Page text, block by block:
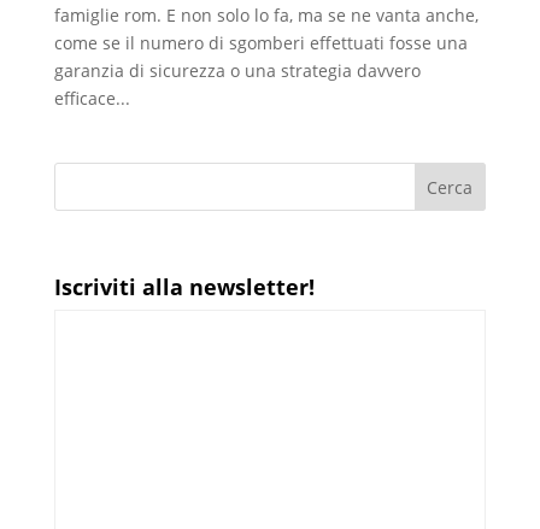
famiglie rom. E non solo lo fa, ma se ne vanta anche,
come se il numero di sgomberi effettuati fosse una
garanzia di sicurezza o una strategia davvero
efficace...
Iscriviti alla newsletter!